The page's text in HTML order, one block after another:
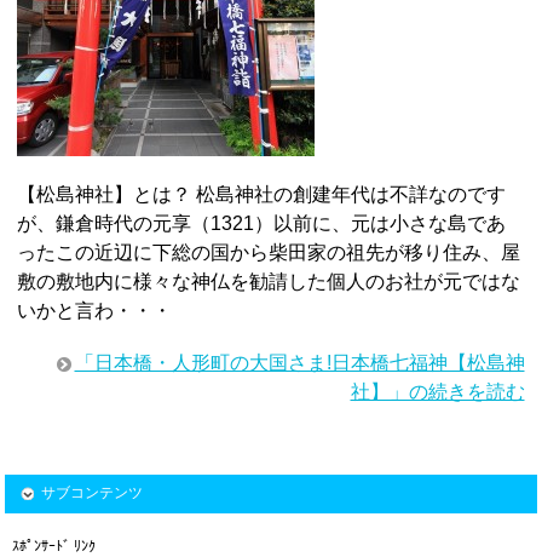
【松島神社】とは？ 松島神社の創建年代は不詳なのです
が、鎌倉時代の元享（1321）以前に、元は小さな島であ
ったこの近辺に下総の国から柴田家の祖先が移り住み、屋
敷の敷地内に様々な神仏を勧請した個人のお社が元ではな
いかと言わ・・・
「日本橋・人形町の大国さま!日本橋七福神【松島神
社】」の続きを読む
サブコンテンツ
ｽﾎﾟﾝｻｰﾄﾞ ﾘﾝｸ